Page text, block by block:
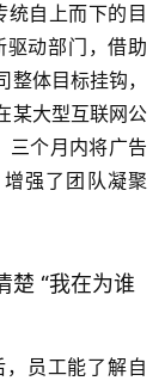
统自上而下的目
动部门，借助
体目标挂钩，
某大型互联网公
三个月内将广告
强了团队凝聚
楚 “我在为谁
员工能了解自